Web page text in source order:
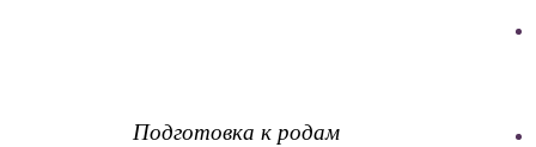
Подготовка к родам